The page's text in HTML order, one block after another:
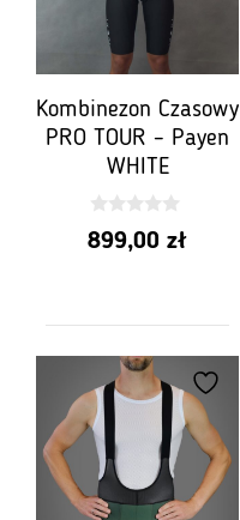
Kombinezon Czasowy
PRO TOUR – Payen
WHITE
0
z
899,00 zł